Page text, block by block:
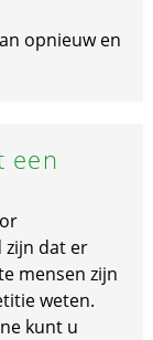
opnieuw en
een
zijn dat er
mensen zijn
weten.
kunt u